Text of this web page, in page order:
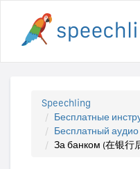
Speechling
Бесплатные
Бесплатный аудио
За банком (在银行